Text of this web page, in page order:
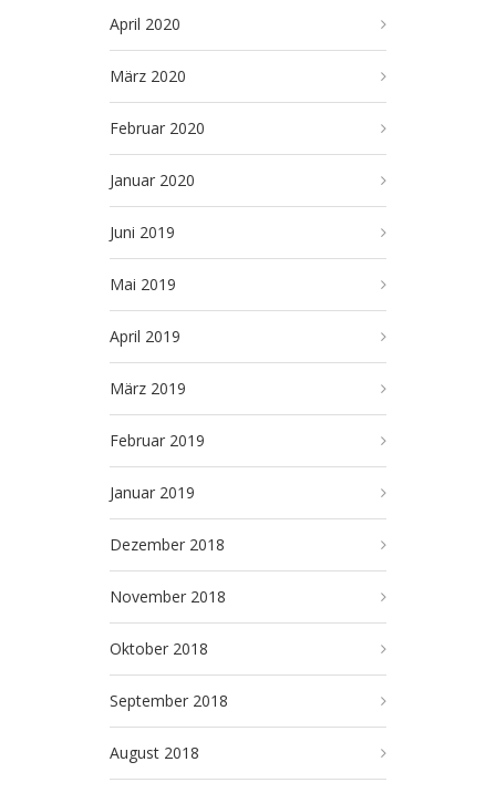
April 2020
März 2020
Februar 2020
Januar 2020
Juni 2019
Mai 2019
April 2019
März 2019
Februar 2019
Januar 2019
Dezember 2018
November 2018
Oktober 2018
September 2018
August 2018